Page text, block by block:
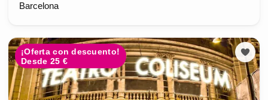
Barcelona
¡Oferta con descuento!
Desde 25 €